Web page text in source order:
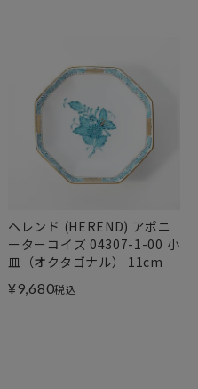
ヘレンド (HEREND) アポニ
ーターコイズ 04307-1-00 小
皿（オクタゴナル） 11cm
¥9,680税込